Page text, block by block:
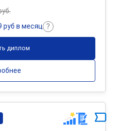
руб в месяц
диплом